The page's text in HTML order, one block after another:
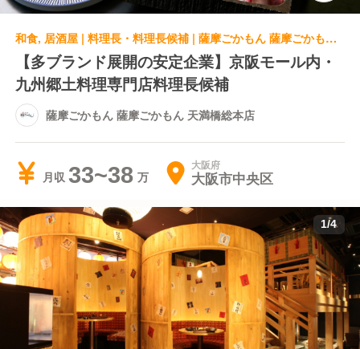
和食, 居酒屋 | 料理長・料理長候補 | 薩摩ごかもん 薩摩ごかもん 天満橋総本店
【多ブランド展開の安定企業】京阪モール内・
九州郷土料理専門店料理長候補
薩摩ごかもん 薩摩ごかもん 天満橋総本店
月収 33~38 大阪府
大阪市中央区
1/4